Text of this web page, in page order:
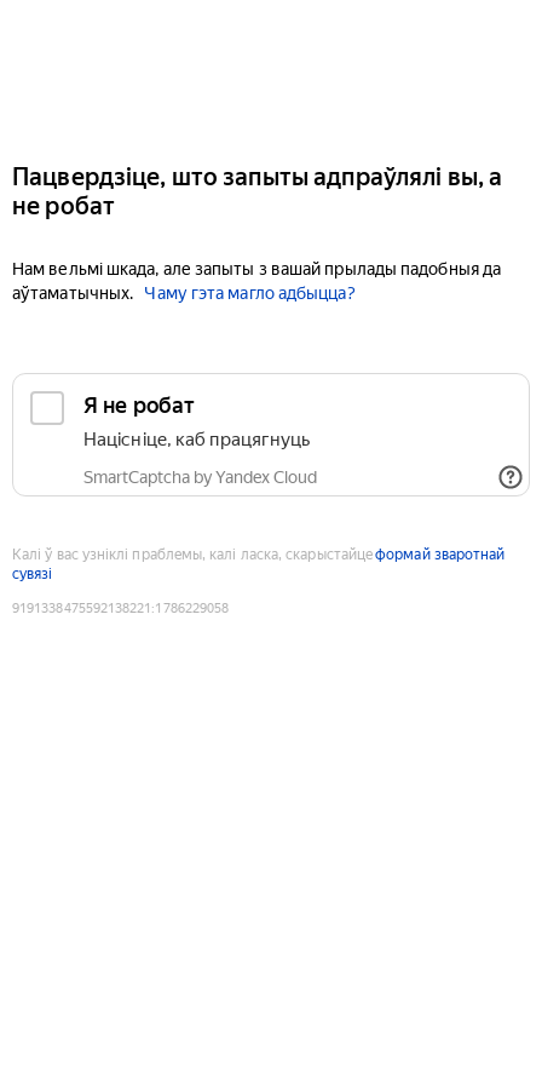
Пацвердзіце, што запыты адпраўлялі вы, а
не робат
Нам вельмі шкада, але запыты з вашай прылады падобныя да
аўтаматычных.
Чаму гэта магло адбыцца?
Я не робат
Націсніце, каб працягнуць
SmartCaptcha by Yandex Cloud
Калі ў вас узніклі праблемы, калі ласка, скарыстайцеформай зваротнай
сувязі
9191338475592138221 :1786229058